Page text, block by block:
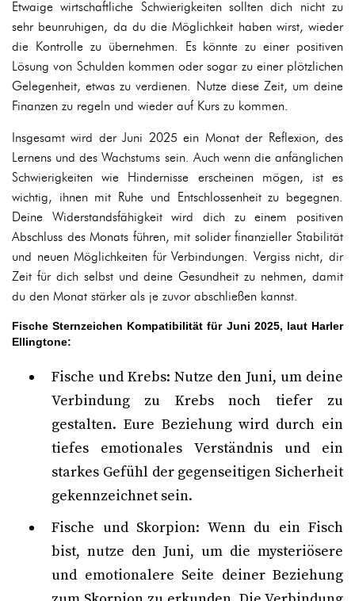
Etwaige wirtschaftliche Schwierigkeiten sollten dich nicht zu
sehr beunruhigen, da du die Möglichkeit haben wirst, wieder
die Kontrolle zu übernehmen. Es könnte zu einer positiven
Lösung von Schulden kommen oder sogar zu einer plötzlichen
Gelegenheit, etwas zu verdienen. Nutze diese Zeit, um deine
Finanzen zu regeln und wieder auf Kurs zu kommen.
Insgesamt wird der Juni 2025 ein Monat der Reflexion, des
Lernens und des Wachstums sein. Auch wenn die anfänglichen
Schwierigkeiten wie Hindernisse erscheinen mögen, ist es
wichtig, ihnen mit Ruhe und Entschlossenheit zu begegnen.
Deine Widerstandsfähigkeit wird dich zu einem positiven
Abschluss des Monats führen, mit solider finanzieller Stabilität
und neuen Möglichkeiten für Verbindungen. Vergiss nicht, dir
Zeit für dich selbst und deine Gesundheit zu nehmen, damit
du den Monat stärker als je zuvor abschließen kannst.
Fische Sternzeichen Kompatibilität für Juni 2025, laut Harler
Ellingtone:
Fische und Krebs: Nutze den Juni, um deine
Verbindung zu Krebs noch tiefer zu
gestalten. Eure Beziehung wird durch ein
tiefes emotionales Verständnis und ein
starkes Gefühl der gegenseitigen Sicherheit
gekennzeichnet sein.
Fische und Skorpion: Wenn du ein Fisch
bist, nutze den Juni, um die mysteriösere
und emotionalere Seite deiner Beziehung